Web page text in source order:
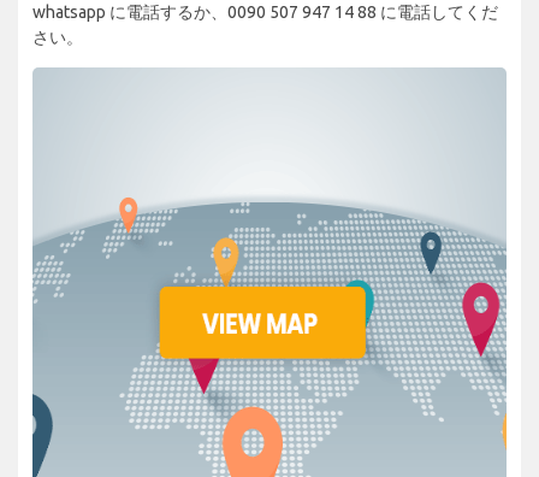
whatsapp に電話するか、0090 507 947 14 88 に電話してくだ
さい。